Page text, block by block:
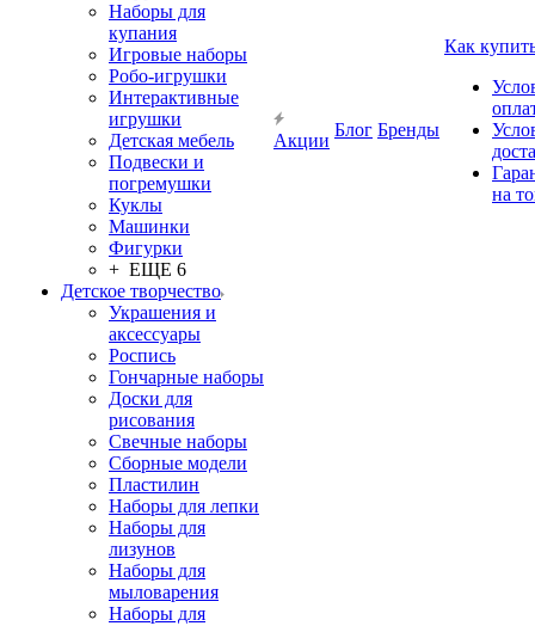
Наборы для
купания
Игровые наборы
Робо-игрушки
Интерактивные
игрушки
Детская мебель
Подвески и
погремушки
Куклы
Машинки
Фигурки
+ ЕЩЕ 6
Детское творчество
Украшения и
аксессуары
Роспись
Гончарные наборы
Доски для
рисования
Свечные наборы
Сборные модели
Пластилин
Наборы для лепки
Наборы для
лизунов
Наборы для
мыловарения
Наборы для
Акции
Блог Бренды
Как
на